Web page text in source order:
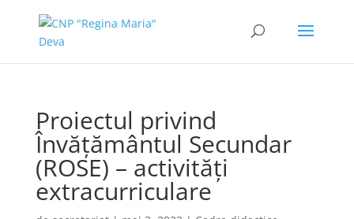
Proiectul privind
Învățământul Secundar
(ROSE) – activități
extracurriculare